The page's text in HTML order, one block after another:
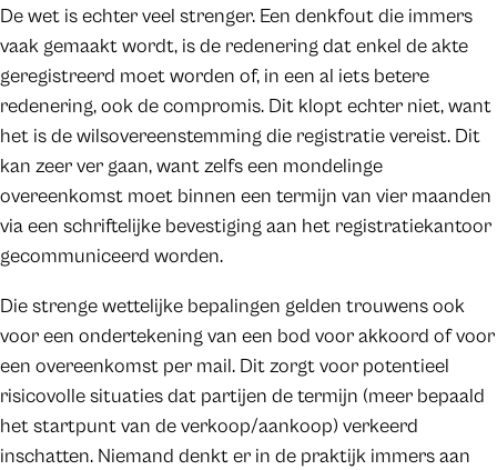
De wet is echter veel strenger. Een denkfout die immers
vaak gemaakt wordt, is de redenering dat enkel de akte
geregistreerd moet worden of, in een al iets betere
redenering, ook de compromis. Dit klopt echter niet, want
het is de wilsovereenstemming die registratie vereist. Dit
kan zeer ver gaan, want zelfs een mondelinge
overeenkomst moet binnen een termijn van vier maanden
via een schriftelijke bevestiging aan het registratiekantoor
gecommuniceerd worden.
Die strenge wettelijke bepalingen gelden trouwens ook
voor een ondertekening van een bod voor akkoord of voor
een overeenkomst per mail. Dit zorgt voor potentieel
risicovolle situaties dat partijen de termijn (meer bepaald
het startpunt van de verkoop/aankoop) verkeerd
inschatten. Niemand denkt er in de praktijk immers aan